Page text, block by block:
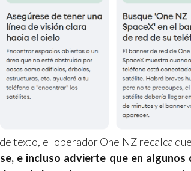
texto, el operador One NZ recalca que
e incluso advierte que en